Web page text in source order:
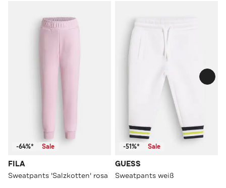
-64%* Sale
FILA
Sweatpants 'Salzkotten' rosa
-51%* Sale
GUESS
Sweatpants weiß